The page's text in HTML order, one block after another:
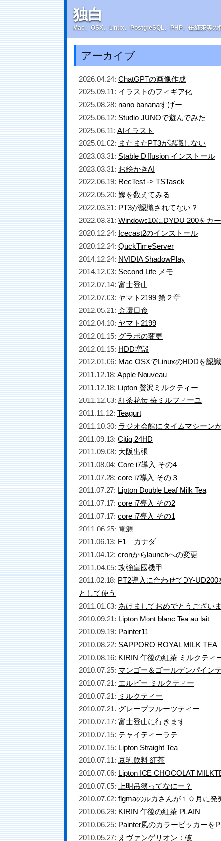
独白
Mac、OSX、Linux、PostgreSQL、PHP、缶紅茶等の
アーカイブ
2026.04.24: ChatGPTの画像作成
2025.09.11: イラストのフィギア化
2025.08.28: nano bananaすげー
2025.06.12: Studio JUNOで遊んでみた
2025.06.11: AIイラスト
2025.01.02: またまたPT3が認識しない
2023.03.31: Stable Diffusion インストール
2023.03.31: お絵かきAI
2022.06.19: RecTest -> TSTasck
2022.05.20: 嫁を数えてみる
2022.03.31: PT3が認識されてない？
2022.03.31: Windows10にDYDU-200をカ
2020.12.24: Icecast2のインストール
2020.12.24: QuckTimeServer
2014.12.24: NVIDIA ShadowPlay
2014.12.03: Second Life メモ
2012.07.14: 富士登山
2012.07.03: ヤマト2199 第２章
2012.05.21: 金環日食
2012.04.10: ヤマト2199
2012.01.15: グラボの変更
2012.01.15: HDD増設
2012.01.06: Mac OSXでLinuxのHDDを認
2011.12.18: Apple Nouveau
2011.12.18: Lipton 贅沢ミルクティー
2011.12.03: 紅茶花伝 苺ミルフィーユ
2011.11.12: Teagurt
2011.10.30: ラジオ会館にタイムマシーン
2011.09.13: Citiq 24HD
2011.09.08: 大阪出張
2011.08.04: Core i7導入 その4
2011.07.28: core i7導入 その３
2011.07.27: Lipton Double Leaf Milk Tea
2011.07.17: core i7導入 その2
2011.07.17: core i7導入 その1
2011.06.25: 電源
2011.06.13: F1 カナダ
2011.04.12: cronからlaunchへの変更
2011.04.05: 攻強皇國機甲
2011.02.18: PT2導入に合わせてDY-
として使う
2011.01.03: あけましておめでとうござい
2010.09.21: Lipton Mont blanc Tea au lait
2010.09.19: Painter11
2010.08.22: SAPPORO ROYAL MILK TEA
2010.08.16: KIRIN 午後の紅茶 ミルクティ
2010.07.25: マンゴー＆ゴールデンパイン
2010.07.21: エルビー ミルクティー
2010.07.21: ミルクティー
2010.07.21: グレープフルーツティー
2010.07.17: 富士登山に行きます
2010.07.15: テャイティーラテ
2010.07.15: Lipton Straight Tea
2010.07.11: 豆乳飲料 紅茶
2010.07.06: Lipton ICE CHOCOLAT
2010.07.05:
上明吊簿ってなにー？
2010.07.02: figmaのルカさんが１０月に発
2010.06.29: KIRIN 午後の紅茶 PLAIN
2010.06.25: Painter風のカラーピッカーを
2010.05.27: えヴァンゲリオン：破